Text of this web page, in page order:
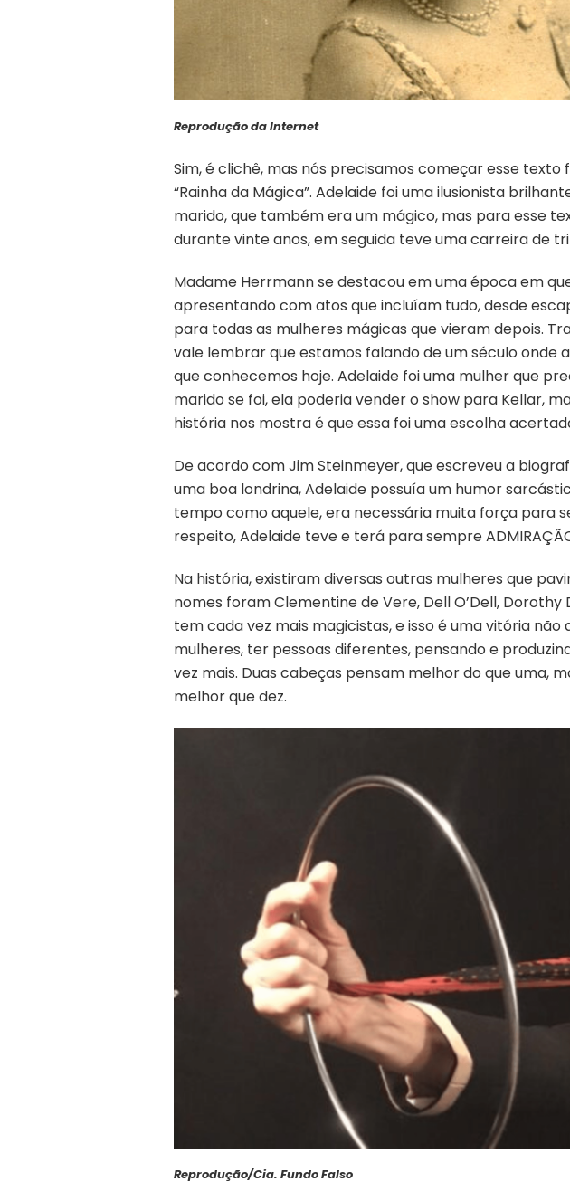
Reprodução da Internet
Sim, é clichê, mas nós precisamos começar esse
“Rainha da Mágica”. Adelaide foi uma ilusionista
marido, que também era um mágico, mas para esse
durante vinte anos, em seguida teve uma carreira de
Madame Herrmann se destacou em uma época em
apresentando com atos que incluíam tudo, desde
para todas as mulheres mágicas que vieram depois.
vale lembrar que estamos falando de um século onde
que conhecemos hoje. Adelaide foi uma mulher que
marido se foi, ela poderia vender o show para Kellar,
história nos mostra é que essa foi uma escolha
De acordo com Jim Steinmeyer, que escreveu a
uma boa londrina, Adelaide possuía um humor
tempo como aquele, era necessária muita força para
respeito, Adelaide teve e terá para sempre
Na história, existiram diversas outras mulheres que
nomes foram Clementine de Vere, Dell O’Dell,
tem cada vez mais magicistas, e isso é uma vitória
mulheres, ter pessoas diferentes, pensando e
vez mais. Duas cabeças pensam melhor do que uma,
melhor que dez.
Reprodução/Cia. Fundo Falso